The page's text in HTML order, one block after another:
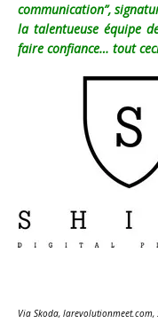
communication”,
la talentueuse équipe
faire confiance… tout
Via Skoda,